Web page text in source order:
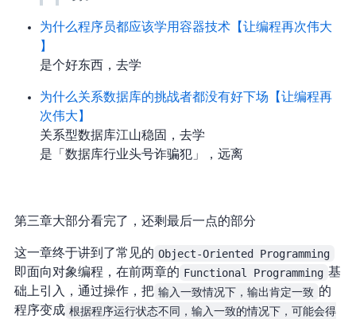
为什么程序员都应该学用容器技术【让编程再次伟大
#26】
k8s 是个好东西，去学
为什么关系数据库的挑战者都没有好下场【让编程再
次伟大#25】
关系型数据库江山稳固，去学 pg
MongoDB 是「数据库行业头号诈骗犯」，远离 MongoDB
第三章大部分看完了，还剩最后一点 streaming 的部分
这一章终于讲到了常见的 Object-Oriented Programming
即面向对象编程，在前两章的 Functional Programming 基
础上引入 status，通过 assignment 操作 mutable variables，把 输入一致情况下，输出肯定一致 的
程序 变成 根据程序运行状态不同，输入一致的情况下，可能会得